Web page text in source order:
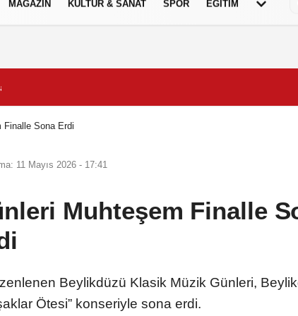
MAGAZİN KÜLTÜR & SANAT SPOR EĞİTİM
İzmit istikameti trafiğe kapatılacak: Başiskele
Sona Erdi
11 Mayıs 2026 - 17:41
Muhteşem Finalle
Beylikdüzü Klasik Müzik Günleri,
Ötesi” konseriyle sona erdi.